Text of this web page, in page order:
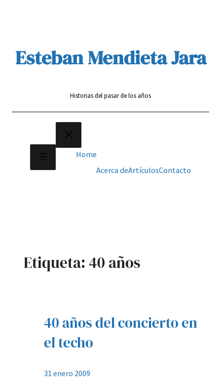
Esteban Mendieta Jara
Historias del pasar de los años
Home
Acerca deArtículosContacto
Etiqueta:40 años
40 años del concierto en
el techo
31 enero 2009